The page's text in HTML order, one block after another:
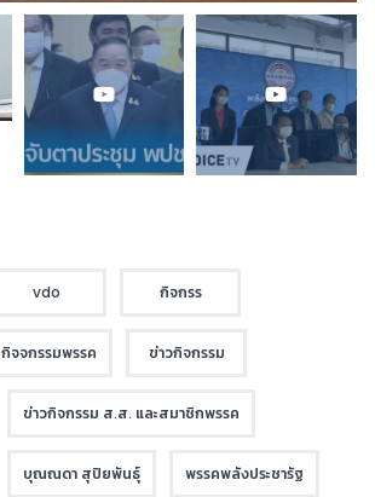
vdo กิจกรร
กิจจกรรมพรรค ข่าวกิจกรรม
ข่าวกิจกรรม ส.ส. และสมาชิกพรรค
บุณณดา สุปิยพันธุ์ พรรคพลังประชารัฐ